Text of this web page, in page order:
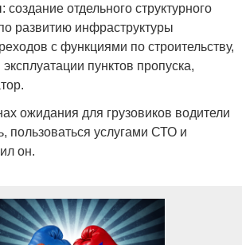
создание отдельного структурного
развитию инфраструктуры
с функциями по строительству,
пунктов пропуска,
ожидания для грузовиков водители
пользоваться услугами СТО и
он.